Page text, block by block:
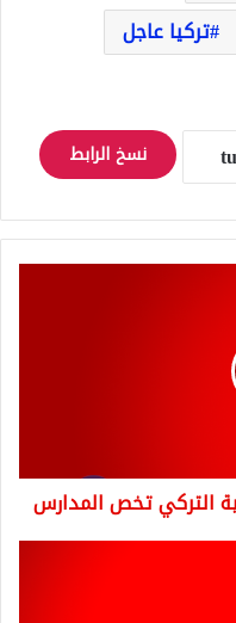
تركيا عاجل
نسخ الرابط
التركي تخص المدارس